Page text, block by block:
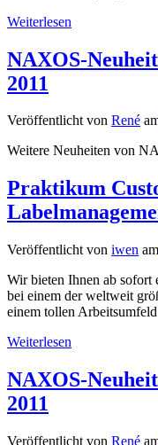
Weiterlesen
—
NAXOS-
2011
Veröffentlicht von René
Weitere Neuheiten von
Praktikum
Veröffentlicht von iwen am
Wir bieten Ihnen ab sofort
bei einem der weltweit
einem tollen
Weiterlesen
Service
/
Marketing
NAXOS-
2011
Veröffentlicht von René